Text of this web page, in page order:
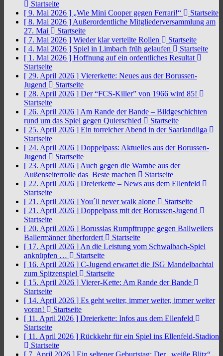
Startseite
[ 9. Mai 2026 ] „Wie Mini Cooper gegen Ferrari!“
Startseite
[ 8. Mai 2026 ] Außerordentliche Mitgliederversammlung am
27. Mai
Startseite
[ 7. Mai 2026 ] Wieder klar verteilte Rollen
Startseite
[ 4. Mai 2026 ] Spiel in Limbach früh gelaufen
Startseite
[ 1. Mai 2026 ] Hoffnung auf ein ordentliches Resultat
Startseite
[ 29. April 2026 ] Viererkette: Neues aus der Borussen-
Jugend
Startseite
[ 28. April 2026 ] Der “FCS-Killer” von 1966 wird 85!
Startseite
[ 26. April 2026 ] Am Rande der Bande – Bildgeschichten
rund um das Spiel gegen Quierschied
Startseite
[ 25. April 2026 ] Ein torreicher Abend in der Saarlandliga
Startseite
[ 24. April 2026 ] Doppelpass: Aktuelles aus der Borussen-
Jugend
Startseite
[ 23. April 2026 ] Auch gegen die Wambe aus der
Außenseiterrolle das Beste machen
Startseite
[ 22. April 2026 ] Dreierkette – News aus dem Ellenfeld
Startseite
[ 21. April 2026 ]You´ll never walk alone
Startseite
[ 21. April 2026 ] Doppelpass mit der Borussen-Jugend
Startseite
[ 20. April 2026 ] Borussias Rumpftruppe gegen Ballweilers
Ballermänner überfordert
Startseite
[ 17. April 2026 ] An die Leistung vom Schwalbach-Spiel
anknüpfen …
Startseite
[ 16. April 2026 ] C-Jugend erwartet die JSG Mandelbachtal
zum Spitzenspiel
Startseite
[ 15. April 2026 ] Vierer-Kette: Am Rande der Bande
Startseite
[ 14. April 2026 ] Es geht weiter, immer weiter, immer weiter
voran!
Startseite
[ 11. April 2026 ] Dreierkette: Infos aus dem Ellenfeld
Startseite
[ 11. April 2026 ] Rückkehr für ein Spiel ins Ellenfeld-Stadion
Startseite
[ 7. April 2026 ] Ein seltener Geburtstag: Der „weiße Blitz“